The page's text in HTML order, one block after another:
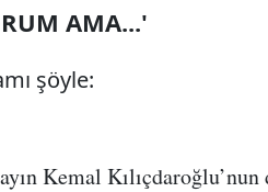
AMA...'
şöyle:
Kemal Kılıçdaroğlu’nun